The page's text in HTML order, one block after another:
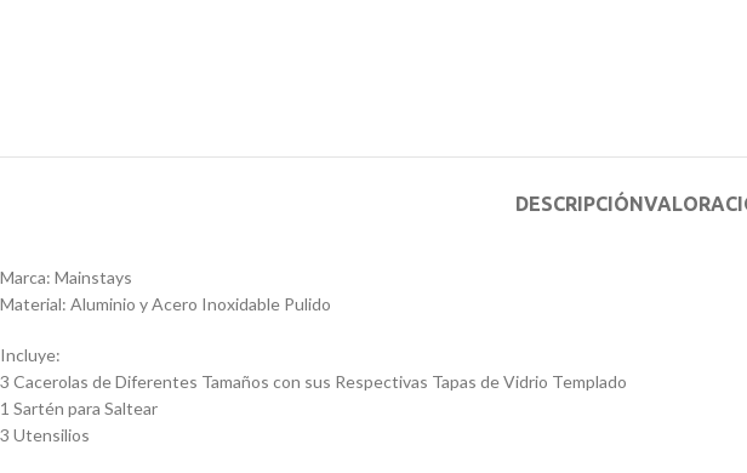
DESCRIPCIÓN
Marca: Mainstays
Material: Aluminio y Acero Inoxidable Pulido
Incluye:
3 Cacerolas de Diferentes Tamaños con sus Respectivas Tapas de Vidrio Templado
1 Sartén para Saltear
3 Utensilios